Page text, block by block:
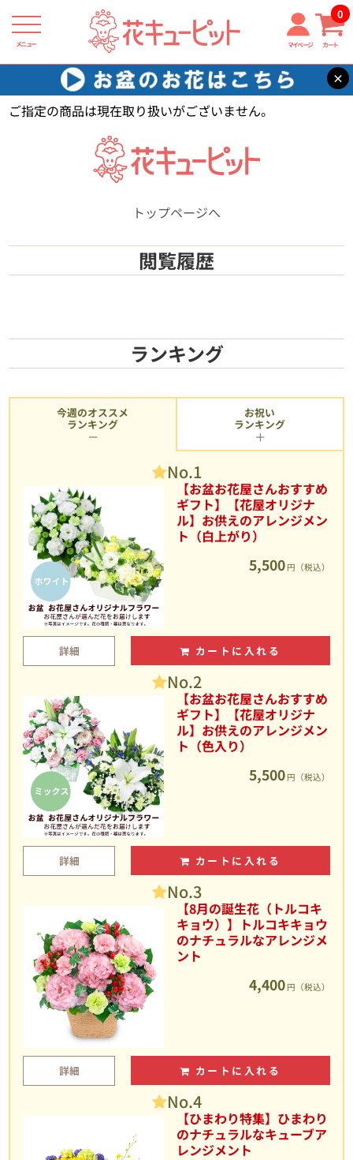
メニュー マイページ カート
0
×
花キューピット 【】
ご指定の商品は現在取り扱いがございません。
トップページへ
閲覧履歴
ランキング
今週のオススメ
ランキング
No.1
【お盆お花屋さんおすすめ
ギフト】【花屋オリジナ
ル】お供えのアレンジメン
ト（白上がり）
5,500 円（税込）
詳細 カートに入れる
No.2
【お盆お花屋さんおすすめ
ギフト】【花屋オリジナ
ル】お供えのアレンジメン
ト（色入り）
5,500 円（税込）
詳細 カートに入れる
No.3
【8月の誕生花（トルコキ
キョウ）】トルコキキョウ
のナチュラルなアレンジメ
ント
4,400 円（税込）
詳細 カートに入れる
No.4
【ひまわり特集】ひまわり
のナチュラルなキューブア
レンジメント
お祝い
ランキング